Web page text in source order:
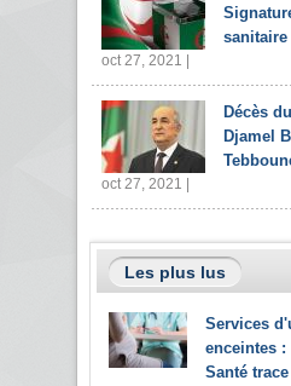
oct 27, 2021 |
Décès
Djamel
oct 27, 2021 |
Les plus lus
Services
enceintes
Santé